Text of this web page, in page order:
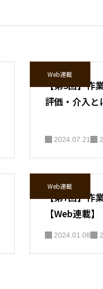
Web連載
【第3回】作
評価・介入と
2024.07.21
Web連載
【第7回】作
【Web連載】
2024.01.08